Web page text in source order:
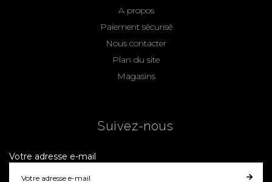
A propos
Paiement sécurisé
Nous contacter
Plan du site
Magasins
Suivez-nous
Votre adresse e-mail